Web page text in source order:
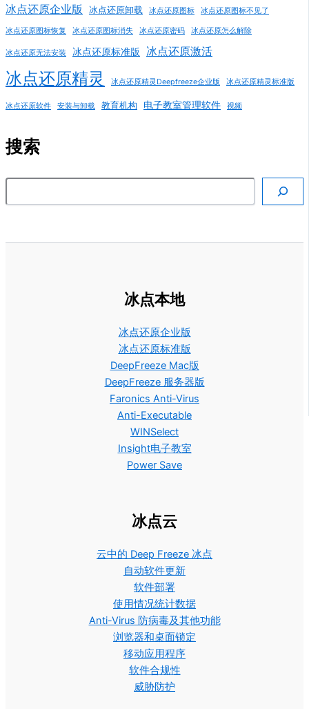
冰点还原企业版 冰点还原卸载 冰点还原图标 冰点还原图标不见了
冰点还原图标恢复 冰点还原图标消失 冰点还原密码 冰点还原怎么解除
冰点还原无法安装 冰点还原标准版 冰点还原激活
冰点还原精灵 冰点还原精灵Deepfreeze企业版 冰点还原精灵标准版
冰点还原软件 安装与卸载 教育机构 电子教室管理软件 视频
搜索
冰点本地
冰点还原企业版
冰点还原标准版
DeepFreeze Mac版
DeepFreeze 服务器版
Faronics Anti-Virus
Anti-Executable
WINSelect
Insight电子教室
Power Save
冰点云
云中的 Deep Freeze 冰点
自动软件更新
软件部署
使用情况统计数据
Anti-Virus 防病毒及其他功能
浏览器和桌面锁定
移动应用程序
软件合规性
威胁防护